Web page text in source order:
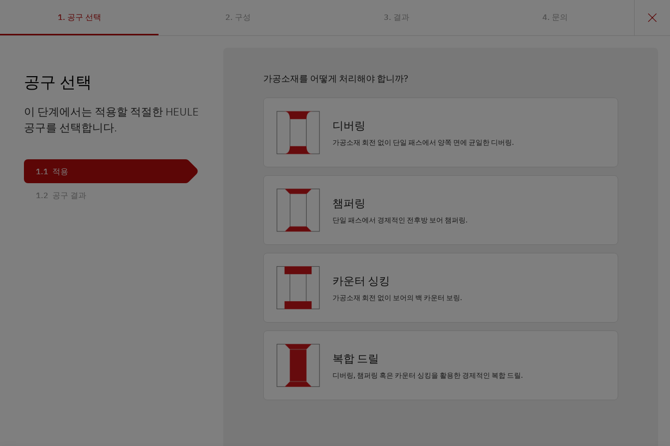
1. 공구 선택 2. 구성 3. 결과 4. 문의
공구 선택
이 단계에서는 적용할 적절한 HEULE
공구를 선택합니다.
1.1 적용
1.2 공구 결과
가공소재를 어떻게 처리해야 합니까?
디버링
가공소재 회전 없이 단일 패스에서 양쪽 면에 균일한 디버링.
챔퍼링
단일 패스에서 경제적인 전후방 보어 챔퍼링.
카운터 싱킹
가공소재 회전 없이 보어의 백 카운터 보링.
복합 드릴
디버링, 챔퍼링 혹은 카운터 싱킹을 활용한 경제적인 복합 드릴.